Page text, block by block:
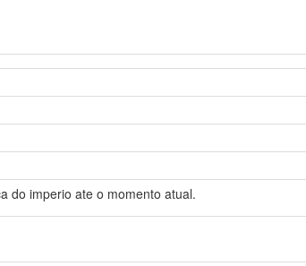
do imperio ate o momento atual.